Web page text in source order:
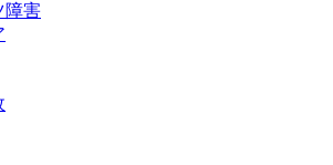
障害